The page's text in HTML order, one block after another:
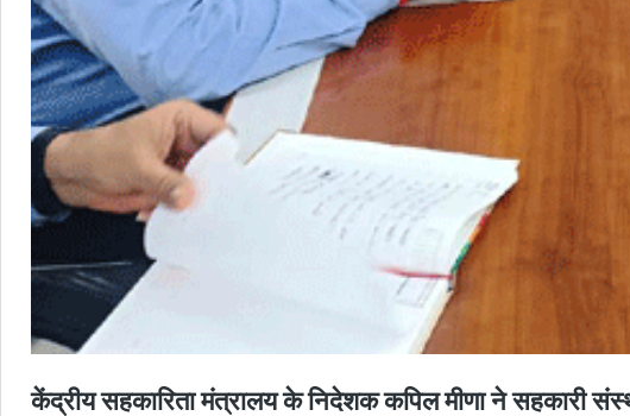
केंद्रीय सहकारिता मंत्रालय के निदेशक कपिल मीणा ने सहकारी